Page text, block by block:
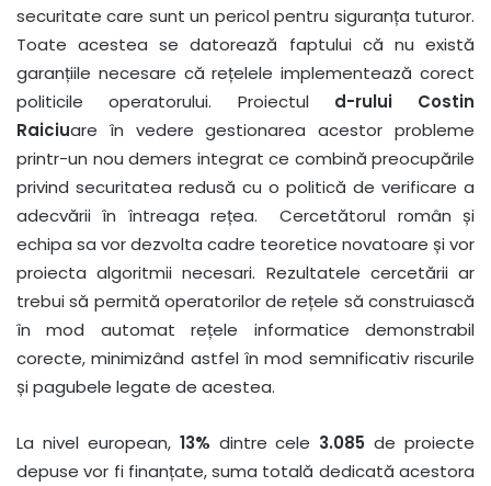
securitate care sunt un pericol pentru siguranța tuturor.
Toate acestea se datorează faptului că nu există
garanțiile necesare că rețelele implementează corect
politicile operatorului. Proiectul d-rului Costin
Raiciuare în vedere gestionarea acestor probleme
printr-un nou demers integrat ce combină preocupările
privind securitatea redusă cu o politică de verificare a
adecvării în întreaga rețea. Cercetătorul român și
echipa sa vor dezvolta cadre teoretice novatoare și vor
proiecta algoritmii necesari. Rezultatele cercetării ar
trebui să permită operatorilor de rețele să construiască
în mod automat rețele informatice demonstrabil
corecte, minimizând astfel în mod semnificativ riscurile
și pagubele legate de acestea.
La nivel european, 13% dintre cele 3.085 de proiecte
depuse vor fi finanțate, suma totală dedicată acestora